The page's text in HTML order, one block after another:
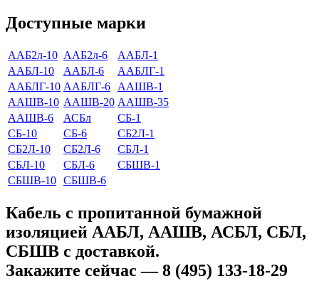
Доступные марки
ААБ2л-10 ААБ2л-6
ААБЛ-1
ААБЛ-10
ААБЛ-6
ААБЛГ-1
ААБЛГ-10 ААБЛГ-6
ААШВ-1
ААШВ-10 ААШВ-20 ААШВ-35
ААШВ-6
АСБл
СБ-1
СБ-10
СБ-6
СБ2Л-1
СБ2Л-10
СБ2Л-6
СБЛ-1
СБЛ-10
СБЛ-6
СБШВ-1
СБШВ-10 СБШВ-6
Кабель с пропитанной бумажной
изоляцией ААБЛ, ААШВ, АСБЛ, СБЛ,
СБШВ с доставкой.
Закажите сейчас — 8 (495) 133-18-29